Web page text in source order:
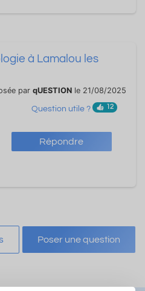
Répondre
à Lamalou les
par qUESTION le 21/08/2025
Question utile ? 12
Poser une question